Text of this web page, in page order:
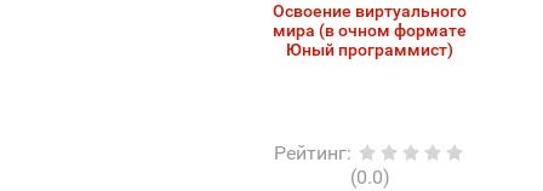
Освоение виртуального
мира (в очном формате
Юный программист)
Рейтинг:
(0.0)